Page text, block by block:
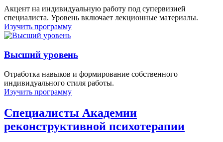
Акцент на индивидуальную работу под супервизией
специалиста. Уровень включает лекционные материалы.
Изучить программу
Высший уровень
Отработка навыков и формирование собственного
индивидуального стиля работы.
Изучить программу
Специалисты Академии
реконструктивной психотерапии